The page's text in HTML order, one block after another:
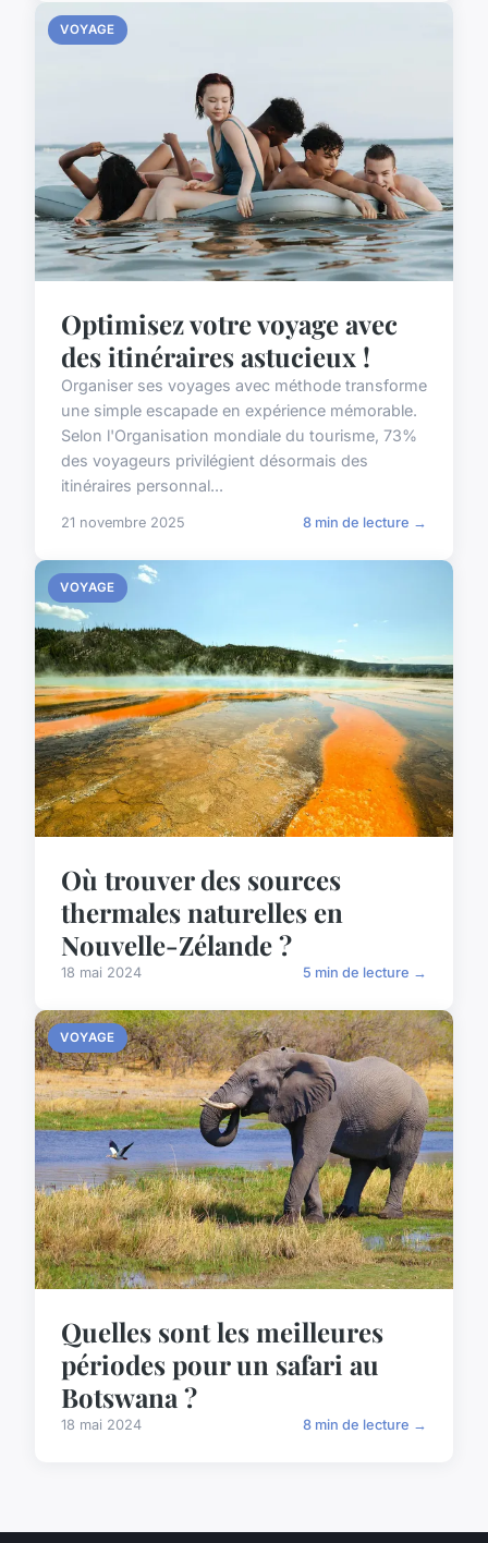
VOYAGE
Optimisez votre voyage avec
des itinéraires astucieux !
Organiser ses voyages avec méthode transforme
une simple escapade en expérience mémorable.
Selon l'Organisation mondiale du tourisme, 73%
des voyageurs privilégient désormais des
itinéraires personnal...
21 novembre 2025 8 min de lecture →
VOYAGE
Où trouver des sources
thermales naturelles en
Nouvelle-Zélande ?
18 mai 2024 5 min de lecture →
VOYAGE
Quelles sont les meilleures
périodes pour un safari au
Botswana ?
18 mai 2024 8 min de lecture →